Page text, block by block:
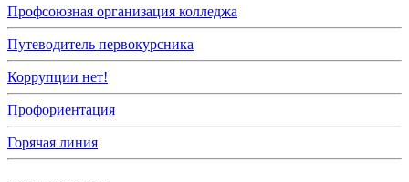
Профсоюзная организация колледжа
Путеводитель первокурсника
Коррупции нет!
Профориентация
Горячая линия